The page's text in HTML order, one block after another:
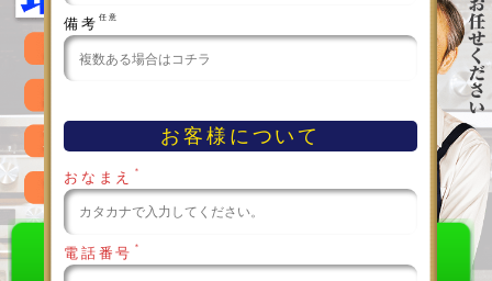
備考 任意
お客様について
おなまえ ＊
電話番号 ＊0120-789-986